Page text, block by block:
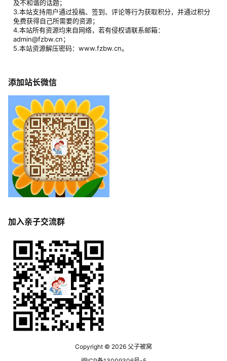
及不和谐的话题；
3.本站支持用户通过投稿、签到、评论等行为获取积分，并通过积分
免费获得自己所需要的资源；
4.本站所有资源均来自网络，若有侵权请联系邮箱：
admin@fzbw.cn；
5.本站资源解压密码：www.fzbw.cn。
添加站长微信
加入亲子交流群
Copyright © 2026 父子被窝